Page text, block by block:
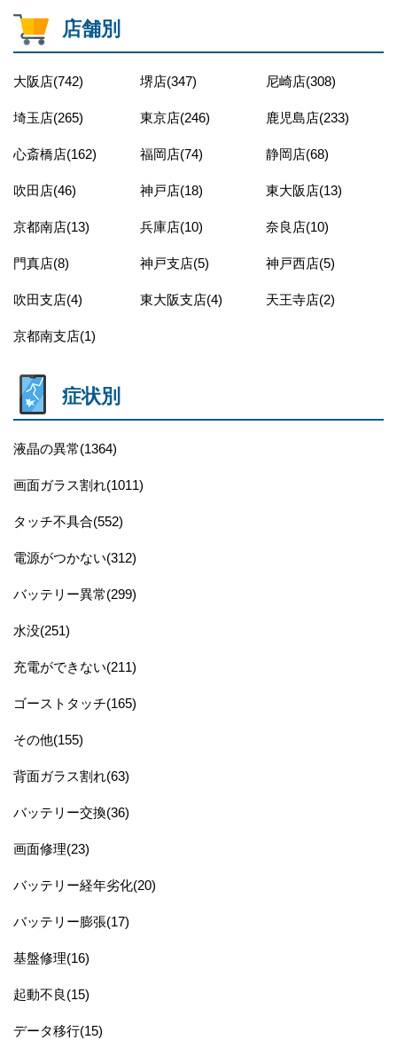
店舗別
大阪店(742) 堺店(347) 尼崎店(308)
埼玉店(265) 東京店(246) 鹿児島店(233)
心斎橋店(162) 福岡店(74) 静岡店(68)
吹田店(46) 神戸店(18) 東大阪店(13)
京都南店(13) 兵庫店(10) 奈良店(10)
門真店(8) 神戸支店(5) 神戸西店(5)
吹田支店(4) 東大阪支店(4) 天王寺店(2)
京都南支店(1)
症状別
液晶の異常(1364)
画面ガラス割れ(1011)
タッチ不具合(552)
電源がつかない(312)
バッテリー異常(299)
水没(251)
充電ができない(211)
ゴーストタッチ(165)
その他(155)
背面ガラス割れ(63)
バッテリー交換(36)
画面修理(23)
バッテリー経年劣化(20)
バッテリー膨張(17)
基盤修理(16)
起動不良(15)
データ移行(15)